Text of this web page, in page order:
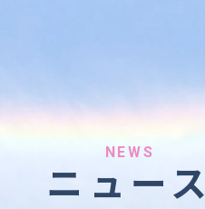
コンテンツ提供
その他の情報提供
NEWS
ニュース